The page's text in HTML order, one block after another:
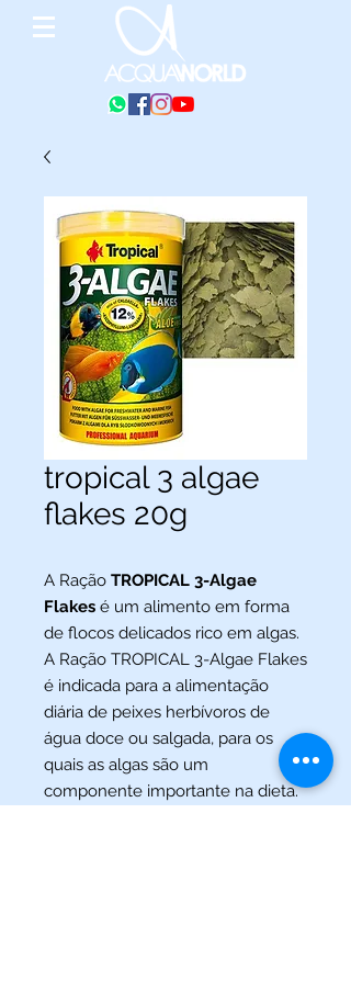
tropical 3 algae
flakes 20g
A Ração TROPICAL 3-Algae
Flakes é um alimento em forma
de flocos delicados rico em algas.
A Ração TROPICAL 3-Algae Flakes
é indicada para a alimentação
diária de peixes herbívoros de
água doce ou salgada, para os
quais as algas são um
componente importante na dieta.